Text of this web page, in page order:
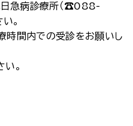
急病診療所（☎088-
。
時間内での受診をお願いし
。